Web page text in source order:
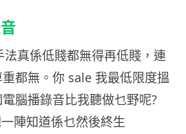
真係低賤都無得再低賤，連
都無。你 sale 我最低限度搵
腦播錄音比我聽做乜野呢?
陣知道係乜然後終生